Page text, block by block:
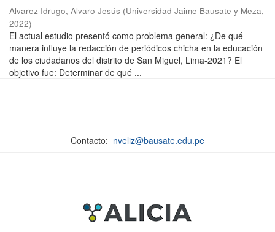
Alvarez Idrugo, Alvaro Jesús (Universidad Jaime Bausate y Meza,
2022)
El actual estudio presentó como problema general: ¿De qué
manera influye la redacción de periódicos chicha en la educación
de los ciudadanos del distrito de San Miguel, Lima-2021? El
objetivo fue: Determinar de qué ...
Contacto: nveliz@bausate.edu.pe